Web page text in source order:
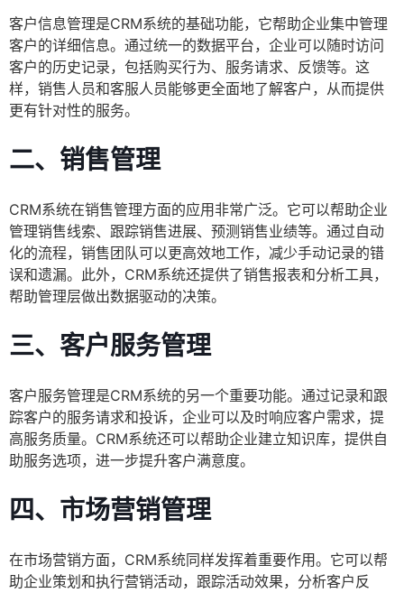
客户信息管理是CRM系统的基础功能，它帮助企业集中管理
客户的详细信息。通过统一的数据平台，企业可以随时访问
客户的历史记录，包括购买行为、服务请求、反馈等。这
样，销售人员和客服人员能够更全面地了解客户，从而提供
更有针对性的服务。
二、销售管理
CRM系统在销售管理方面的应用非常广泛。它可以帮助企业
管理销售线索、跟踪销售进展、预测销售业绩等。通过自动
化的流程，销售团队可以更高效地工作，减少手动记录的错
误和遗漏。此外，CRM系统还提供了销售报表和分析工具，
帮助管理层做出数据驱动的决策。
三、客户服务管理
客户服务管理是CRM系统的另一个重要功能。通过记录和跟
踪客户的服务请求和投诉，企业可以及时响应客户需求，提
高服务质量。CRM系统还可以帮助企业建立知识库，提供自
助服务选项，进一步提升客户满意度。
四、市场营销管理
在市场营销方面，CRM系统同样发挥着重要作用。它可以帮
助企业策划和执行营销活动，跟踪活动效果，分析客户反